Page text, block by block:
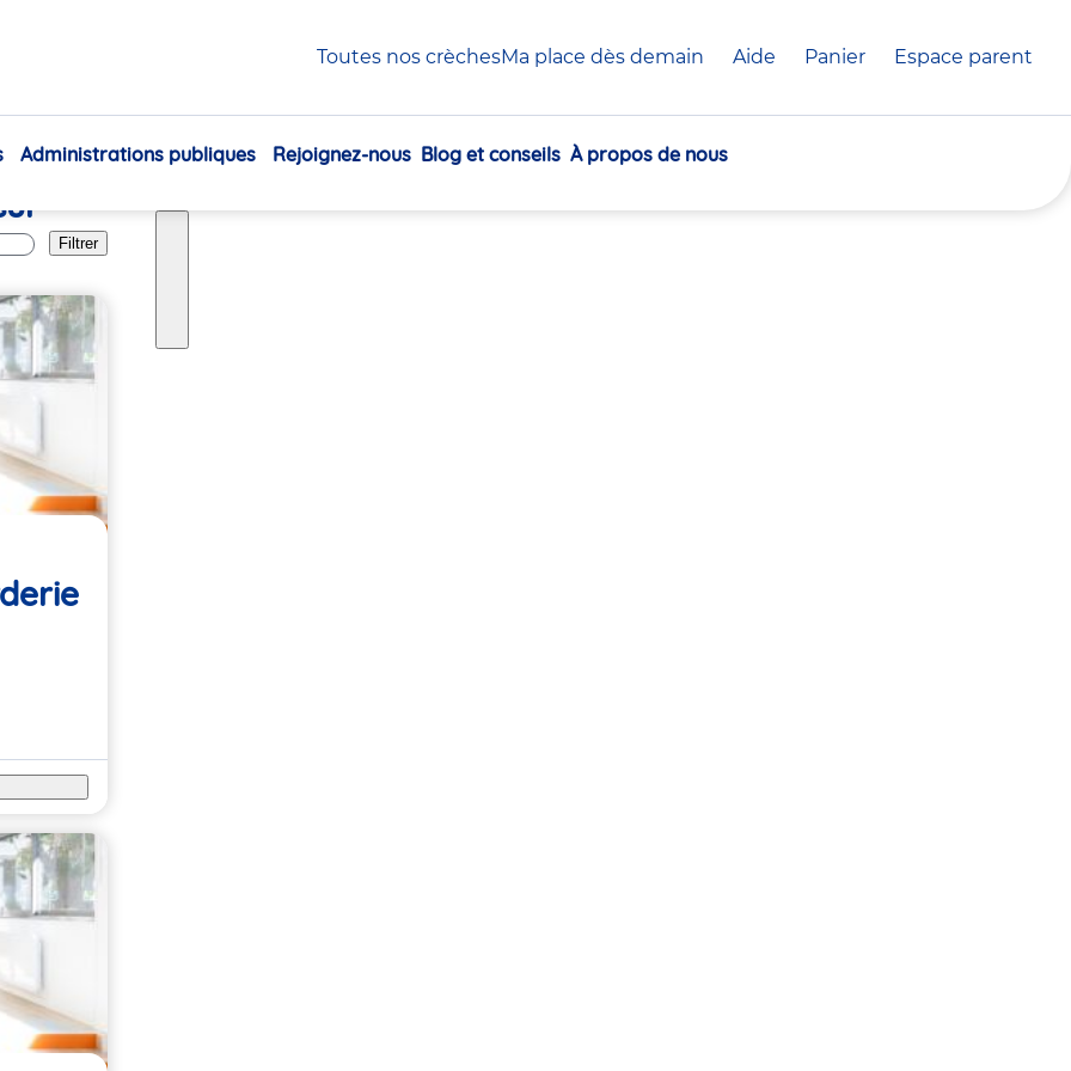
Toutes nos crèchesMa place dès demain Aide Panier crèche(s)
Espace parent
Navigation
Administrations publiques Rejoignez-nous Blog et conseils À propos de nous
Filtrer
30
30